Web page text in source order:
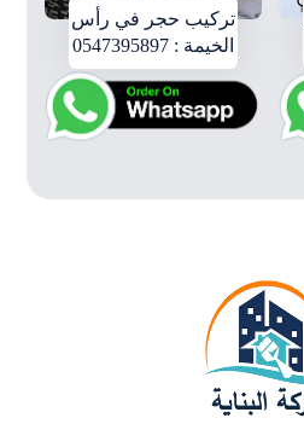
تركيب حجر في رأس
الخيمة : 0547395897